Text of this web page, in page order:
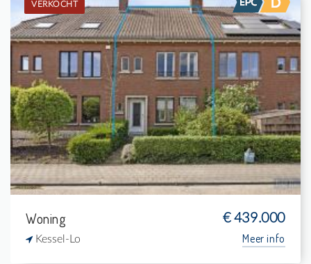
VERKOCHT
Verkocht: Eengezinswoning
3
295 m²
1
-
Woning € 439.000
Kessel-Lo Meer info